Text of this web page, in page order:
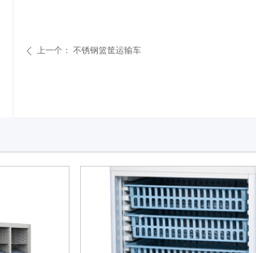
ꄴ 上一个： 不锈钢篮筐运输车